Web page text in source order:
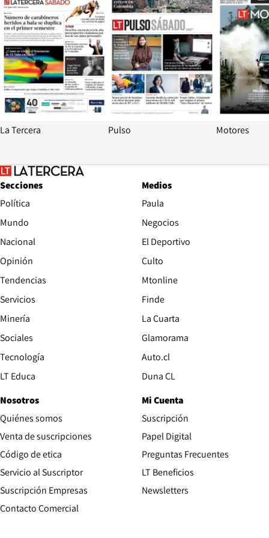
La Tercera Pulso Motores
Secciones
Política
Mundo
Nacional
Opinión
Tendencias
Servicios
Minería
Sociales
Tecnología
LT Educa
Medios
Paula
Negocios
El Deportivo
Culto
Mtonline
Finde
La Cuarta
Glamorama
Auto.clOpens in new window
Duna CLOpens in new window
Nosotros
Quiénes somos
Venta de suscripciones
Código de etica Opens in new window
Servicio al Suscriptor
Suscripción Empresas
Contacto ComercialOpens in new window
Mi Cuenta
Suscripción
Papel DigitalOpens in new
Preguntas Frecuentes
LT Beneficios
Newsletters